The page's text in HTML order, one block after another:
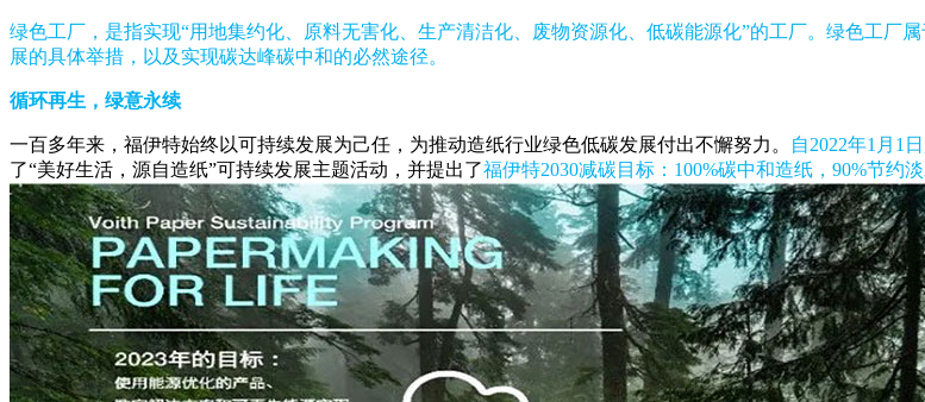
绿色工厂，是指实现“用地集约化、原料无害化、生产清洁化、废物资源化、低碳能源化”的工厂。绿色工厂
展的具体举措，以及实现碳达峰碳中和的必然途径。
循环再生，绿意永续
一百多年来，福伊特始终以可持续发展为己任，为推动造纸行业绿色低碳发展付出不懈努力。 自2022年1月1
了“美好生活，源自造纸”可持续发展主题活动，并提出了福伊特2030减碳目标：100%碳中和造纸，90%节约